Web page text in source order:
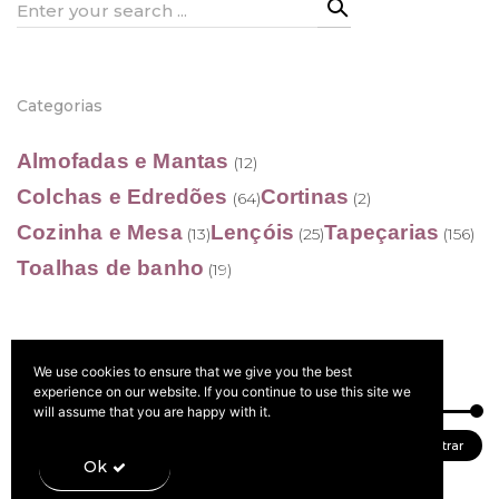
Search
Categorias
Almofadas e Mantas (12)
Colchas e Edredões (64)Cortinas (2)
Cozinha e Mesa (13)Lençóis (25)Tapeçarias (156)
Toalhas de banho (19)
Filtrar por preço
mínimo
máximo
Filtrar
We use cookies to ensure that we give you the best
experience on our website. If you continue to use this site we
will assume that you are happy with it.
Ok